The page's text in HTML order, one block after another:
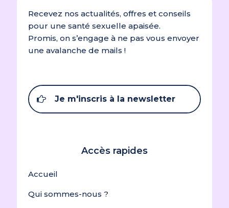
Recevez nos actualités, offres et conseils
pour une santé sexuelle apaisée.
Promis, on s’engage à ne pas vous envoyer
une avalanche de mails !
Je m'inscris à la newsletter
Accès rapides
Accueil
Qui sommes-nous ?